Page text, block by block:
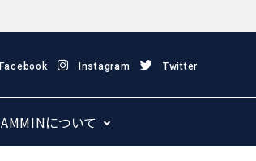
Facebook Instagram Twitter
について